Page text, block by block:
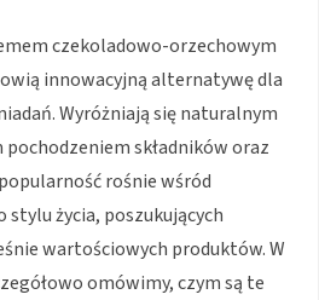
czekoladowo-orzechowym
innowacyjną alternatywę dla
Wyróżniają się naturalnym
składników oraz
rośnie wśród
życia, poszukujących
wartościowych produktów. W
omówimy, czym są te